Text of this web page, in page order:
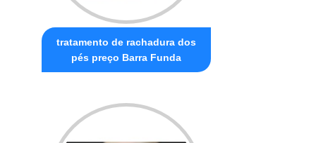
tratamento de rachadura dos
pés preço Barra Funda